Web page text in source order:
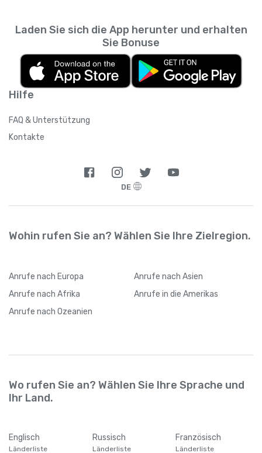
Hilfe
FAQ & Unterstützung
Kontakte
Laden Sie sich die App herunter und erhalten
Sie Bonuse
DE
Wohin rufen Sie an? Wählen Sie Ihre Zielregion.
Anrufe nach Europa Anrufe nach Asien
Anrufe nach Afrika Anrufe in die Amerikas
Anrufe nach Ozeanien
Wo rufen Sie an? Wählen Sie Ihre Sprache und
Ihr Land.
Englisch
Länderliste
Russisch
Länderliste
Französisch
Länderliste